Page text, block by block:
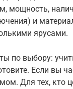
мощность,
и
ярусами.
по выбору:
Если вы
Для тех, кто